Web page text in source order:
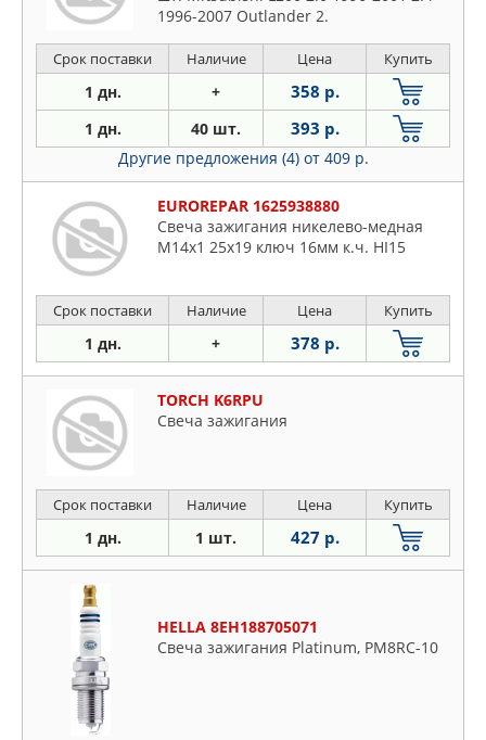
1996-2007 Outlander 2.
Срок поставки Наличие Цена Купить
1 дн. + 358 р.
1 дн. 40 шт. 393 р.
Другие предложения (4) от 409 р.
EUROREPAR 1625938880
Свеча зажигания никелево-медная
M14x1 25x19 ключ 16мм к.ч. HI15
Срок поставки Наличие Цена Купить
1 дн. + 378 р.
TORCH K6RPU
Свеча зажигания
Срок поставки Наличие Цена Купить
1 дн. 1 шт. 427 р.
HELLA 8EH188705071
Свеча зажигания Platinum, PM8RC-10